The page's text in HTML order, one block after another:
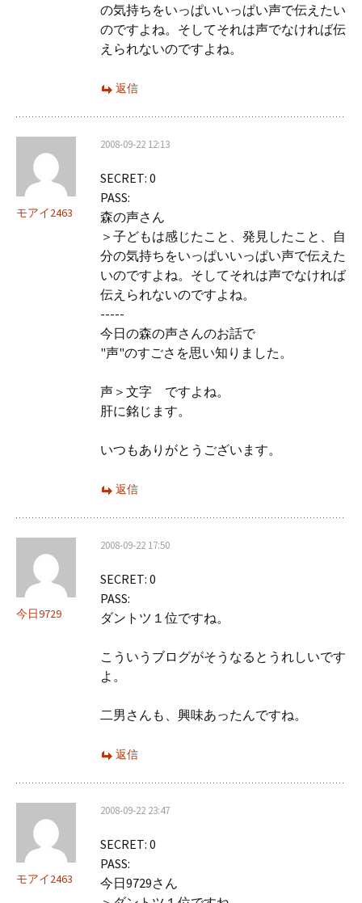
の気持ちをいっぱいいっぱい声で伝えたい
のですよね。そしてそれは声でなければ伝
えられないのですよね。
返信
モアイ2463
2008-09-22 12:13
SECRET: 0
PASS:
森の声さん
＞子どもは感じたこと、発見したこと、自
分の気持ちをいっぱいいっぱい声で伝えた
いのですよね。そしてそれは声でなければ
伝えられないのですよね。
-----
今日の森の声さんのお話で
"声"のすごさを思い知りました。
声＞文字 ですよね。
肝に銘じます。
いつもありがとうございます。
返信
今日9729
2008-09-22 17:50
SECRET: 0
PASS:
ダントツ１位ですね。
こういうブログがそうなるとうれしいです
よ。
二男さんも、興味あったんですね。
返信
モアイ2463
2008-09-22 23:47
SECRET: 0
PASS:
今日9729さん